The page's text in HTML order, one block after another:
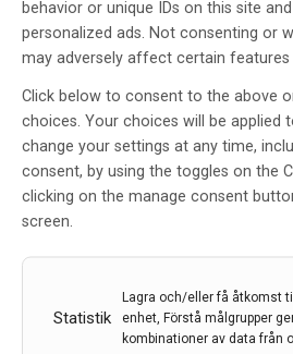
behavior or unique IDs on this site
personalized ads. Not consenting or
may adversely affect certain
Click below to consent to the above
choices. Your choices will be applied
change your settings at any time,
consent, by using the toggles on the
clicking on the manage consent
screen.
Statistik
Lagra och/eller få åtkomst
enhet, Förstå målgrupper
kombinationer av data från
neuropsykiatriska
Det är hjärnkapitalförstöring att
personer med hjärndiagnoser har
plats på arbetsmarknaden samt
sjuktalen nu beror på psykisk,
ohälsa. En intressant fråga för
Uppmuntran till fysisk aktivitet,
närhet till naturen skapar